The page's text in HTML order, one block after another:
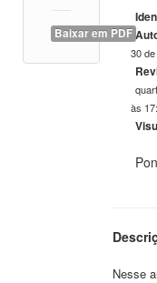
Baixar em PDF
30
às
Nesse